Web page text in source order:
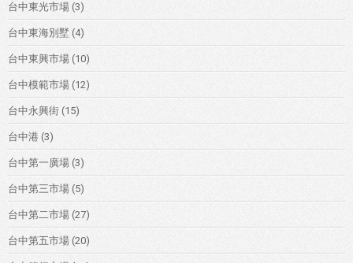
台中東光市場 (3)
台中東海別墅 (4)
台中東興市場 (10)
台中模範市場 (12)
台中永興街 (15)
台中港 (3)
台中第一廣場 (3)
台中第三市場 (5)
台中第二市場 (27)
台中第五市場 (20)